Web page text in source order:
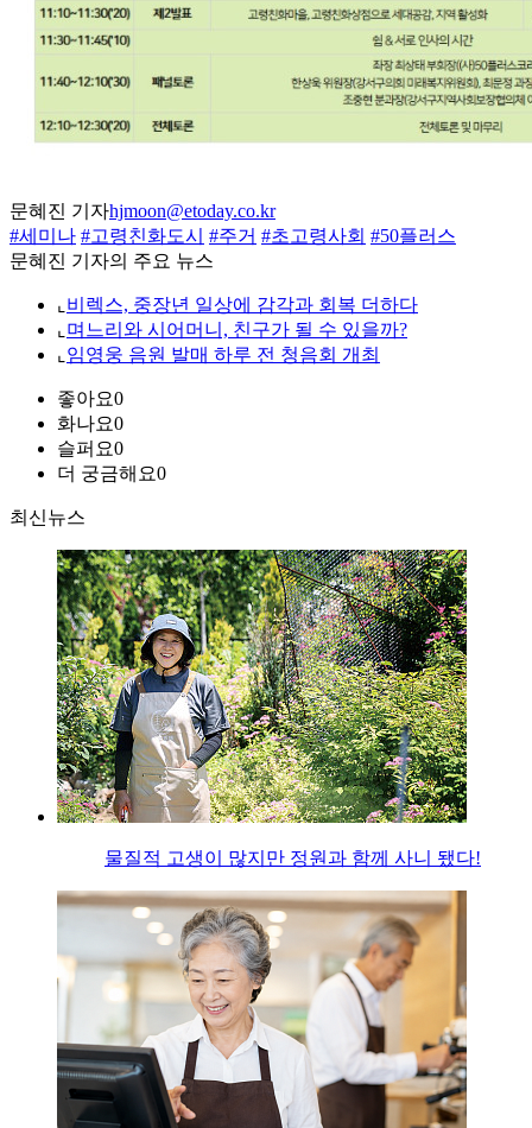
문혜진 기자hjmoon@etoday.co.kr
#세미나 #고령친화도시 #주거 #초고령사회 #50플러스
문혜진 기자의 주요 뉴스
⌞ 비렉스, 중장년 일상에 감각과 회복 더하다
⌞ 며느리와 시어머니, 친구가 될 수 있을까?
⌞ 임영웅 음원 발매 하루 전 청음회 개최
좋아요0
화나요0
슬퍼요0
더 궁금해요0
최신뉴스
물질적 고생이 많지만 정원과 함께 사니 됐다!